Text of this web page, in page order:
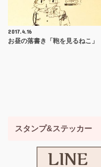
2017.4.16
お昼の落書き「鞄を見るねこ」
スタンプ&ステッカー